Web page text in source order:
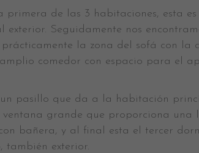
de las 3 habitaciones, esta
Seguidamente nos
la zona del sofá con la
comedor con espacio para el
un pasillo que da a la habitación
grande que proporciona una
bañera, y al final esta el tercer
también exterior.